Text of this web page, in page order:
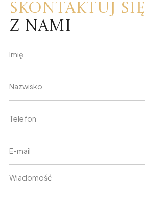
Skontaktuj się
z nami